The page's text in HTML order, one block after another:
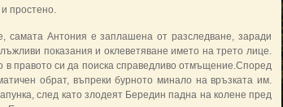
простено.
самата Антония е заплашена от разследване, заради
показания и оклеветяване името на трето лице.
в правото си да поиска справедливо отмъщение.Според
обрат, въпреки бурното минало на връзката им.
след като злодеят Бередин падна на колене пред